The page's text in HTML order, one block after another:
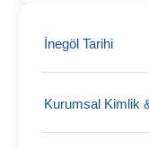
Turgutalp Köy
Tokuş Mahallesi
İnegöl Tarihi
Kurumsal Kimlik